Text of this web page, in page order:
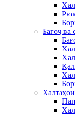
Бағоҷ ва